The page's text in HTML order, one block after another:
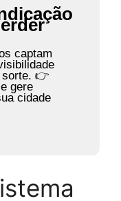
captam
sorte. 👉
gere
cidade